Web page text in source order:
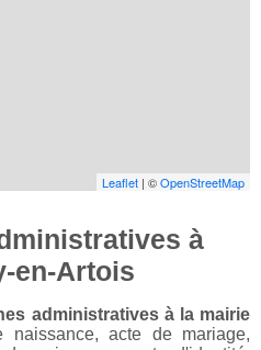
Leaflet | ©OpenStreetMap
à
en-Artois
administratives à la mairie
naissance, acte de mariage,